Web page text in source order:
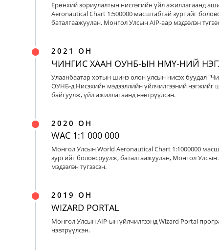
Ерөнхий зориулалтын нислэгийн үйл ажиллагаанд
Aeronautical Chart 1:500000 масштабтай зургийг
баталгаажуулан, Монгол Улсын AIP-аар мэдээлэн
2021 ОН
ЧИНГИС ХААН ОУНБ-ЫН НМҮ-НИЙ
Улаанбаатар хотын шинэ олон улсын нисэх буудал
ОУНБ-д Нисэхийн мэдээллийн үйлчилгээний нэгжийг
байгуулж, үйл ажиллагаанд нэвтрүүлсэн.
2020 ОН
WAC 1:1 000 000
Монгол Улсын World Aeronautical Chart 1:1000000
зургийг боловсруулж, баталгаажуулан, Монгол Улсын
мэдээлэн түгээсэн.
2019 ОН
WIZARD PORTAL
Монгол Улсын AIP-ын үйлчилгээнд Wizard Portal
нэвтрүүлсэн.